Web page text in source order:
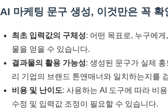
AI 마케팅 문구 생성, 이것만은 꼭 확
최초 입력값의 구체성: 어떤 목표로, 누구에
물을 얻을 수 있습니다.
결과물의 활용 가능성: 생성된 문구가 실제
리 기업의 브랜드 톤앤매너와 일치하는지를
비용 및 난이도: 사용하는 AI 도구에 따라 비
수정 및 입력값 조정이 필요할 수 있습니다.